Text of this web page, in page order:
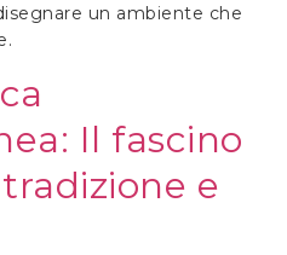
un ambiente che
Il fascino
e